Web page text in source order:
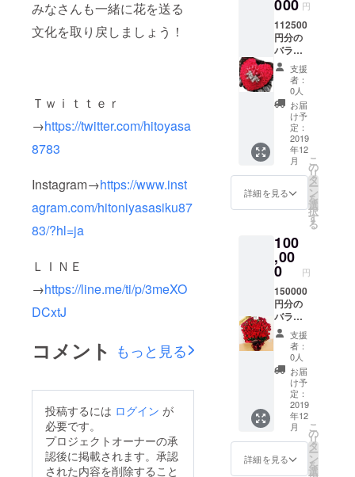
みなさんも一緒に花を送る
文化を取り戻しましょう！
Ｔｗｉｔｔｅｒ
→https://twitter.com/hitoyasa
8783
Instagram→https://www.inst
agram.com/hitoniyasasiku87
83/?hl=ja
ＬＩＮＥ
→https://line.me/ti/p/3meXO
DCxtJ
コメント もっと見る
投稿するには ログイン が
必要です。
プロジェクトオーナーの承
認後に掲載されます。承認
された内容を削除すること
記念
日、大
切な方
の誕生
日など
もスケ
ジュー
ル管理
させて
頂き ご
指定の
日時に
お届け
しま
す。
て頂い
た方に
もしく
は、大
切な方
にＥＣ
サイト
からア
レンジ
メント
もしく
は花束
をお送
り いた
しま
方の誕
生日、
記念
日、大
切な方
の誕生
日など
もスケ
ジュー
ル管理
させて
頂き ご
指定の
日時に
お届け
しま
す。
000 円
112500
円分の
バラの
花をお
送りい
たしま
す。
5000円
分、
10000
円分、
２万円
分のお
花を数
回に分
ける事
です。
支援し
て頂い
た方に
もしく
は、大
切な方
にＥＣ
サイト
からア
レンジ
メント
もしく
は花束
をお送
り いた
しま
す。 支
援して
支援
者：
0人
お届
け予
定：
2019
年12
月
詳細を見る
こ
の
リ
タ
ー
ン
を
選
択
す
る
100
,00
0 円
150000
円分の
バラの
花をお
送りい
たしま
す。
5000円
分、
10000
円分、
２万円
分のお
花を数
回に分
支援
者：
0人
お届
け予
定：
2019
年12
月
詳細を見る
こ
の
リ
タ
ー
ン
を
選